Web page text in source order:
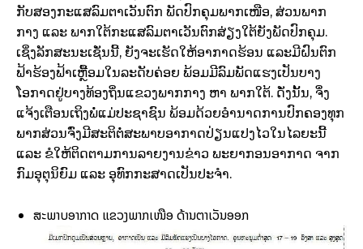
ກັບສອງກະແສລົມຕາເວັນຕົກ ພັດປົກຄຸມພາກເໜືອ, ສ່ວນພາກ
ກາງ ແລະ ພາກໃຕ້ກະແສລົມຕາເວັນຕົກສ່ຽງໃຕ້ຍັງພັດປົກຄຸມ.
ເຊິ່ງລັກສະນະເຊັ່ນນີ້, ຍັງຈະເຮັດໃຫ້ອາກາດຮ້ອນ ແລະມີຝົນຕົກ
ຟ້າຮ້ອງຟ້າເຫຼື້ອມໃນລະດັບຄ່ອຍ ພ້ອມມີລົມພັດແຮງເປັນບາງ
ໂອກາດຢູ່ບາງທ້ອງຖິ່ນແຂວງພາກກາງ ຫາ ພາກໃຕ້. ດັ່ງນັ້ນ, ຈຶ່ງ
ແຈ້ງເຕືອນເຖິງພໍ່ແມ່ປະຊາຊົນ ພ້ອມດ້ວຍອໍານາດການປົກຄອງທຸກ
ພາກສ່ວນຈົ່ງມີສະຕິຕໍ່ສະພາບອາກາດປ່ຽນແປງໄວໃນໄລຍະນີ້
ແລະ ຂໍໃຫ້ຕິດຕາມການລາຍງານຂ່າວ ພະຍາກອນອາກາດ ຈາກ
ກົມອຸຕຸນິຍົມ ແລະ ອຸທົກກະສາດເປັນປະຈຳ.
ສະພາບອາກາດ ແຂວງພາກເໜືອ ດ້ານຕາເວັນອອກ